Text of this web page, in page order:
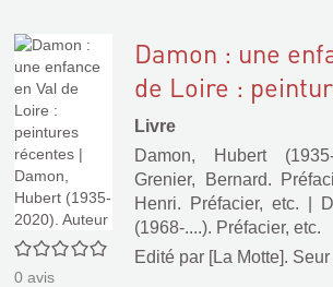
0/5
0 avis
Damon : une
de Loire :
Livre
Damon, Hubert
Grenier, Bernard.
Henri. Préfacier, etc.
(1968-....). Préfacier, etc.
Edité par [La Motte]. Seur